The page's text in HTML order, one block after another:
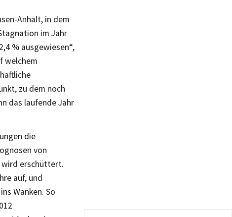
Anhalt, in dem
im Jahr
% ausgewiesen“,
welchem
zu dem noch
das laufende Jahr
die
von
wird erschüttert.
auf, und
Wanken. So